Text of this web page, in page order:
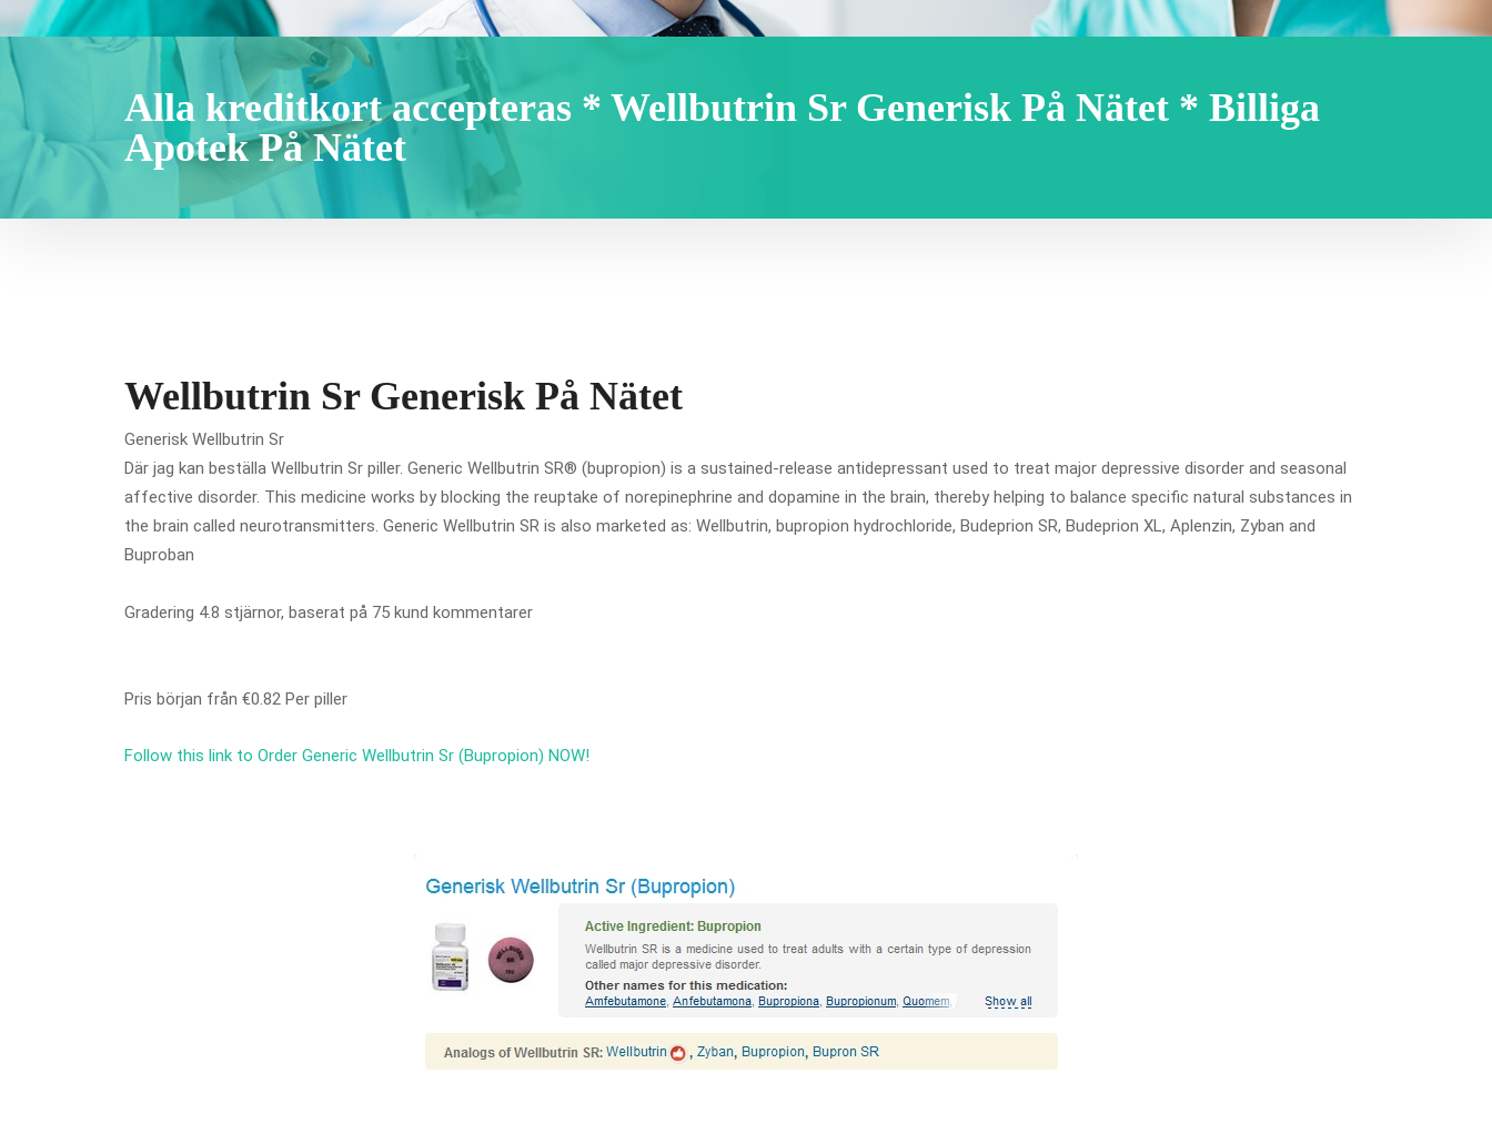
Alla kreditkort accepteras * Wellbutrin Sr Generisk På Nätet * Billiga
Apotek På Nätet
Wellbutrin Sr Generisk På Nätet
Generisk Wellbutrin Sr
Där jag kan beställa Wellbutrin Sr piller. Generic Wellbutrin SR® (bupropion) is a sustained-release antidepressant used to treat major depressive disorder and seasonal
affective disorder. This medicine works by blocking the reuptake of norepinephrine and dopamine in the brain, thereby helping to balance specific natural substances in
the brain called neurotransmitters. Generic Wellbutrin SR is also marketed as: Wellbutrin, bupropion hydrochloride, Budeprion SR, Budeprion XL, Aplenzin, Zyban and
Buproban
Gradering 4.8 stjärnor, baserat på 75 kund kommentarer
Pris början från €0.82 Per piller
Follow this link to Order Generic Wellbutrin Sr (Bupropion) NOW!